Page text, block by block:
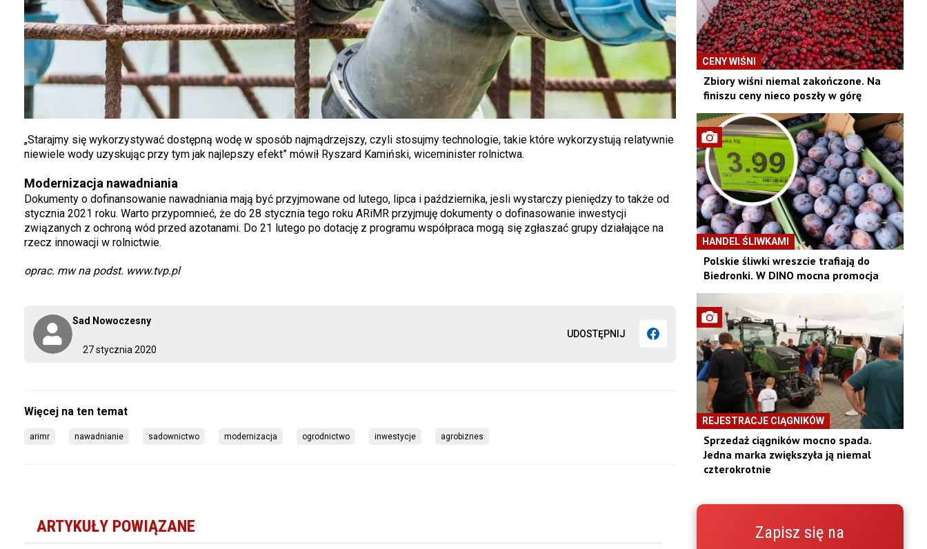
27 stycznia 2020
Sad Nowoczesny
UDOSTĘPNIJ
„Starajmy się wykorzystywać dostępną wodę w sposób najmądrzejszy, czyli stosujmy technologie, takie które wykorzystują relatywnie
niewiele wody uzyskując przy tym jak najlepszy efekt” mówił Ryszard Kamiński, wiceminister rolnictwa.
Modernizacja nawadniania
Dokumenty o dofinansowanie nawadniania mają być przyjmowane od lutego, lipca i października, jesli wystarczy pieniędzy to także od
stycznia 2021 roku. Warto przypomnieć, że do 28 stycznia tego roku ARiMR przyjmuję dokumenty o dofinasowanie inwestycji
związanych z ochroną wód przed azotanami. Do 21 lutego po dotację z programu współpraca mogą się zgłaszać grupy działające na
rzecz innowacji w rolnictwie.
oprac. mw na podst. www.tvp.pl
arimr nawadnianie sadownictwo modernizacja ogrodnictwo inwestycje agrobiznes
ARTYKUŁY POWIĄZANE
CENY WIŚNI
Zbiory wiśni niemal zakończone. Na
finiszu ceny nieco poszły w górę
HANDEL ŚLIWKAMI
Polskie śliwki wreszcie trafiają do
Biedronki. W DINO mocna promocja
REJESTRACJE CIĄGNIKÓW
Sprzedaż ciągników mocno spada.
Jedna marka zwiększyła ją niemal
czterokrotnie
Zapisz się na